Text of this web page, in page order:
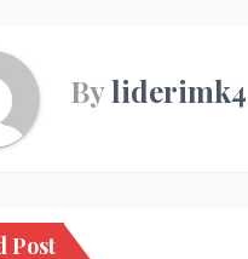
Byliderimk4
Post